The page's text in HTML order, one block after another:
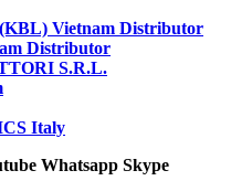
Vietnam Distributor
Distributor
S.R.L.
Italy
Whatsapp Skype